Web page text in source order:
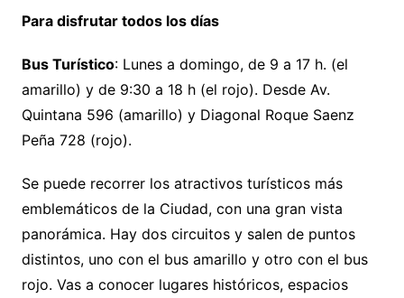
Para disfrutar todos los días
Bus Turístico: Lunes a domingo, de 9 a 17 h. (el
amarillo) y de 9:30 a 18 h (el rojo). Desde Av.
Quintana 596 (amarillo) y Diagonal Roque Saenz
Peña 728 (rojo).
Se puede recorrer los atractivos turísticos más
emblemáticos de la Ciudad, con una gran vista
panorámica. Hay dos circuitos y salen de puntos
distintos, uno con el bus amarillo y otro con el bus
rojo. Vas a conocer lugares históricos, espacios